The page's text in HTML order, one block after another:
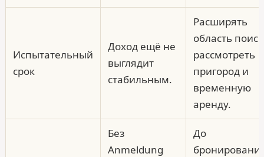
Испытательный
срок
Доход ещё не
выглядит
стабильным.
Расширять
область
рассмотреть
пригород и
временную
аренду.
Без
Anmeldung
До